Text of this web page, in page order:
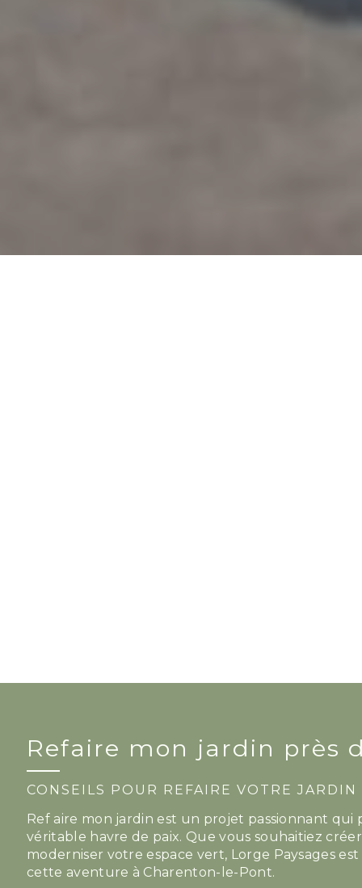
Refaire mon jardin près
CONSEILS POUR REFAIRE VOTRE
Ref aire mon jardin est un projet passionnant
véritable havre de paix. Que vous souhaitiez
moderniser votre espace vert, Lorge Paysages
cette aventure à Charenton-le-Pont.